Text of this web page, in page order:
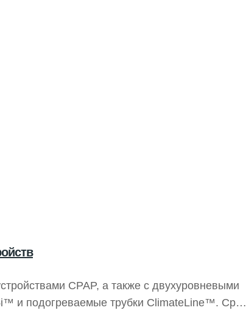
CPAP, а также с двухуровневыми
и подогреваемые трубки ClimateLine™. Срок
Resmed.